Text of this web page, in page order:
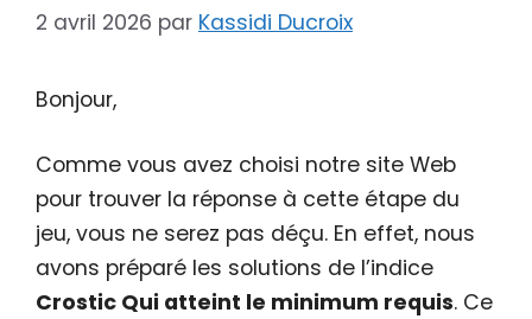
2 avril 2026 par Kassidi Ducroix
Bonjour,
Comme vous avez choisi notre site Web
pour trouver la réponse à cette étape du
jeu, vous ne serez pas déçu. En effet, nous
avons préparé les solutions de l’indice
Crostic Qui atteint le minimum requis. Ce